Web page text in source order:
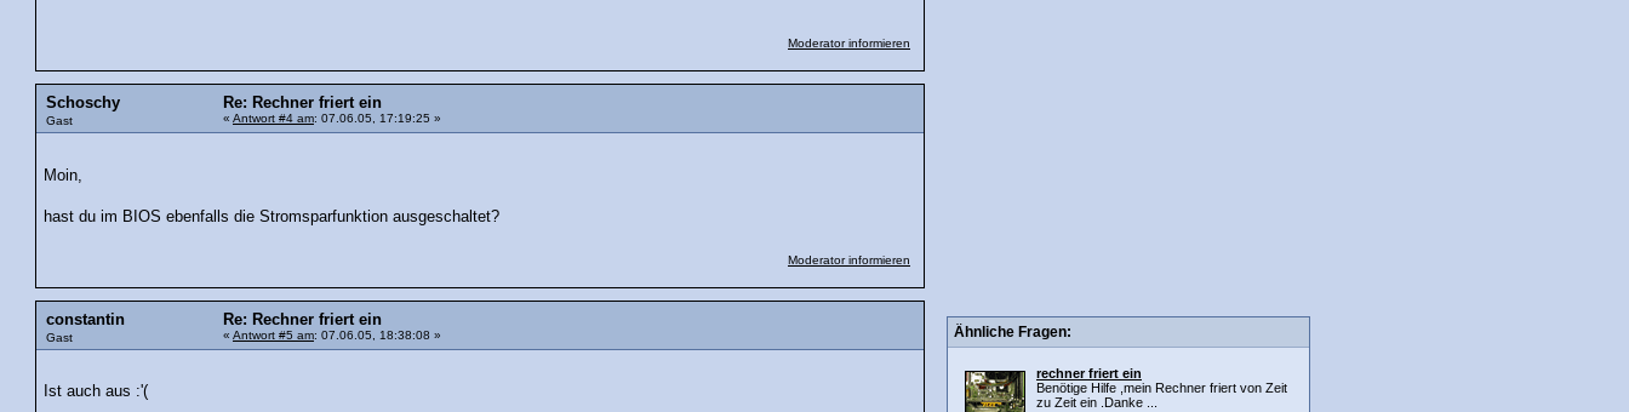
Moderator informieren
Schoschy
Gast
Re: Rechner friert ein
« Antwort #4 am: 07.06.05, 17:19:25 »
Moin,
hast du im BIOS ebenfalls die Stromsparfunktion ausgeschaltet?
Moderator informieren
constantin
Gast
Re: Rechner friert ein
« Antwort #5 am: 07.06.05, 18:38:08 »
Ist auch aus :'(
Ähnliche Fragen:
rechner friert ein
Benötige Hilfe ,mein Rechner friert von Zeit
zu Zeit ein .Danke ...